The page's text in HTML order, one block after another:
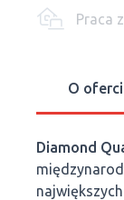
Praca
O
Diamond